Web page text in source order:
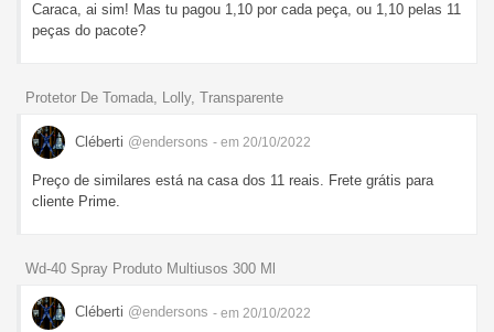
Caraca, ai sim! Mas tu pagou 1,10 por cada peça, ou 1,10 pelas 11
peças do pacote?
Protetor De Tomada, Lolly, Transparente
Cléberti @endersons - em 20/10/2022
Preço de similares está na casa dos 11 reais. Frete grátis para
cliente Prime.
Wd-40 Spray Produto Multiusos 300 Ml
Cléberti @endersons - em 20/10/2022